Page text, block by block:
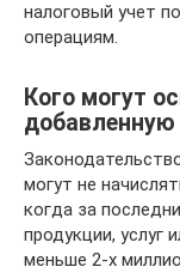
налоговый учет
операциям.
Кого могут
могут не
когда за
продукции, услуг
меньше 2-х